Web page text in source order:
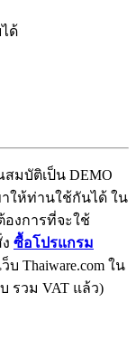
ด้
สมบัติเป็น DEMO
ให้ท่านใช้กันได้ ใน
องการที่จะใช้
ซื้อโปรแกรม
บ Thaiware.com ใน
รวม VAT แล้ว)